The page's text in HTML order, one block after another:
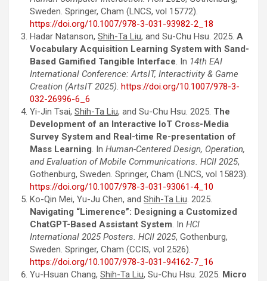
Sweden. Springer, Cham (LNCS, vol 15772).
https://doi.org/10.1007/978-3-031-93982-2_18
Hadar Natanson, Shih-Ta Liu, and Su-Chu Hsu. 2025. A
Vocabulary Acquisition Learning System with Sand-
Based Gamified Tangible Interface. In 14th EAI
International Conference: ArtsIT, Interactivity & Game
Creation (ArtsIT 2025). https://doi.org/10.1007/978-3-
032-26996-6_6
Yi-Jin Tsai, Shih-Ta Liu, and Su-Chu Hsu. 2025. The
Development of an Interactive IoT Cross-Media
Survey System and Real-time Re-presentation of
Mass Learning. In Human-Centered Design, Operation,
and Evaluation of Mobile Communications. HCII 2025,
Gothenburg, Sweden. Springer, Cham (LNCS, vol 15823).
https://doi.org/10.1007/978-3-031-93061-4_10
Ko-Qin Mei, Yu-Ju Chen, and Shih-Ta Liu. 2025.
Navigating “Limerence”: Designing a Customized
ChatGPT-Based Assistant System. In HCI
International 2025 Posters. HCII 2025, Gothenburg,
Sweden. Springer, Cham (CCIS, vol 2526).
https://doi.org/10.1007/978-3-031-94162-7_16
Yu-Hsuan Chang, Shih-Ta Liu, Su-Chu Hsu. 2025. Micro